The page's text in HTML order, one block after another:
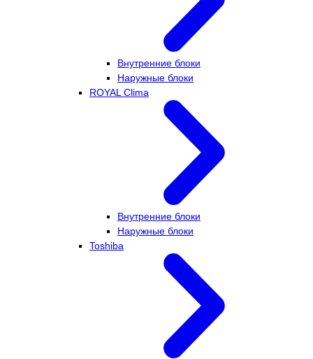
Внутренние блоки
Наружные блоки
ROYAL Clima
Внутренние блоки
Наружные блоки
Toshiba